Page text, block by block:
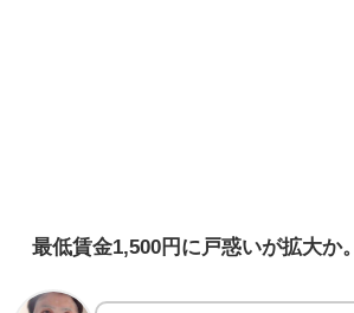
最低賃金1,500円に戸惑いが拡大か。